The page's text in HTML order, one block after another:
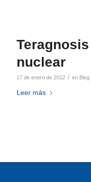
nuclear
17 de enero de 2012 / en Blog
Leer más